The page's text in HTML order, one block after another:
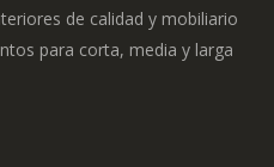
de calidad y mobiliario
para corta, media y larga